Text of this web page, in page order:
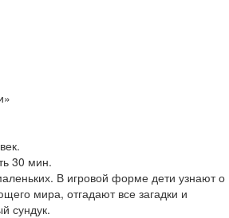
30 мин.
В игровой форме дети узнают о
мира, отгадают все загадки и
сундук.